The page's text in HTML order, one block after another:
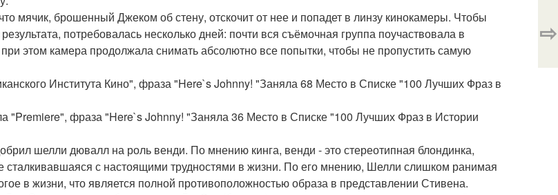
мячик, брошенный Джеком об стену, отскочит от нее и попадет в линзу кинокамеры. Чтобы
потребовалась несколько дней: почти вся съёмочная группа поучаствовала в
этом камера продолжала снимать абсолютно все попытки, чтобы не пропустить самую
Института Кино", фраза "Here`s Johnny! "Заняла 68 Место в Списке "100 Лучших Фраз в
"Premiere", фраза "Here`s Johnny! "Заняла 36 Место в Списке "100 Лучших Фраз в Истории
шелли дювалл на роль венди. По мнению кинга, венди - это стереотипная блондинка,
сталкивавшаяся с настоящими трудностями в жизни. По его мнению, Шелли слишком ранимая
в жизни, что является полной противоположностью образа в представлении Стивена.
⇨